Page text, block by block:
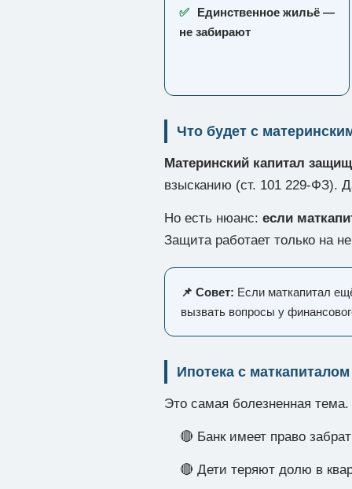
✅
Единственное жильё —
не забирают
Что будет с
Материнский капитал
взысканию (ст. 101 229-ФЗ).
Но есть нюанс: если
Защита работает только на
📌 Совет: Если маткапитал
вызвать вопросы у
Ипотека с
Это самая болезненная
🔴 Банк имеет право
🔴 Дети теряют долю в